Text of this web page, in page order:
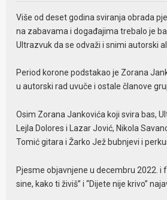
Više od deset godina sviranja obrada
na zabavama i događajima trebalo je
Ultrazvuk da se odvaži i snimi autorski
Period korone podstakao je Zorana
u autorski rad uvuče i ostale članove
Osim Zorana Јankovića koji svira bas,
Lejla Dolores i Lazar Јović, Nikola
Tomić gitara i Žarko Јež bubnjevi i
Pjesme objavnjene u decembru 2022. i
sine, kako ti živiš” i “Dijete nije krivo”